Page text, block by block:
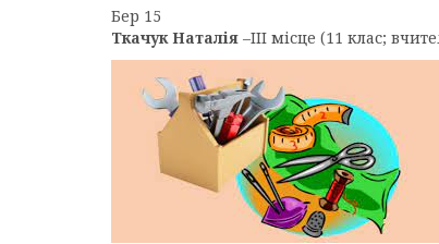
Бер 15
Ткачук Наталія –III місце (11 клас;